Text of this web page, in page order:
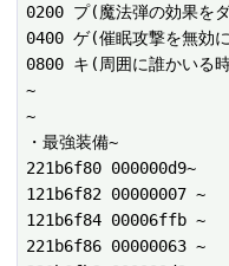
0200 プ(魔法弾の効果を
0400 ゲ(催眠攻撃を無効
0800 キ(周囲に誰かいる
~
~
・最強装備~
221b6f80 000000d9~
121b6f82 00000007 ~
121b6f84 00006ffb ~
221b6f86 00000063 ~